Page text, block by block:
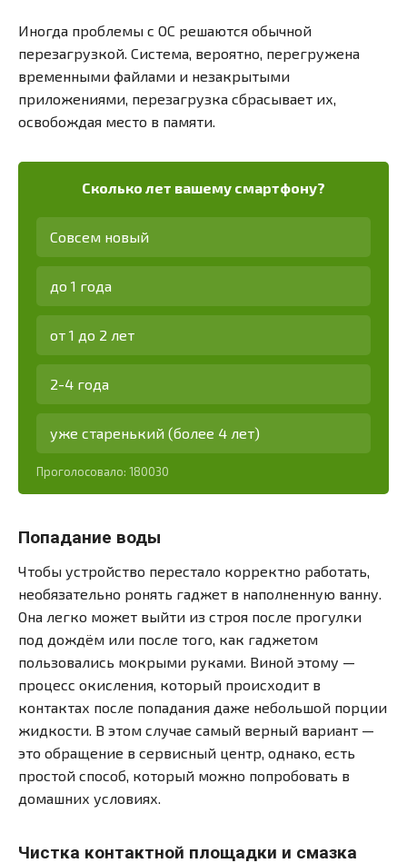
Иногда проблемы с ОС решаются обычной
перезагрузкой. Система, вероятно, перегружена
временными файлами и незакрытыми
приложениями, перезагрузка сбрасывает их,
освобождая место в памяти.
Сколько лет вашему смартфону?
Совсем новый
до 1 года
от 1 до 2 лет
2-4 года
уже старенький (более 4 лет)
Проголосовало: 180030
Попадание воды
Чтобы устройство перестало корректно работать,
необязательно ронять гаджет в наполненную ванну.
Она легко может выйти из строя после прогулки
под дождём или после того, как гаджетом
пользовались мокрыми руками. Виной этому —
процесс окисления, который происходит в
контактах после попадания даже небольшой порции
жидкости. В этом случае самый верный вариант —
это обращение в сервисный центр, однако, есть
простой способ, который можно попробовать в
домашних условиях.
Чистка контактной площадки и смазка